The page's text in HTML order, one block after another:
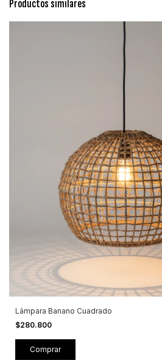
Productos similares
Lámpara Banano Cuadrado
$280.800